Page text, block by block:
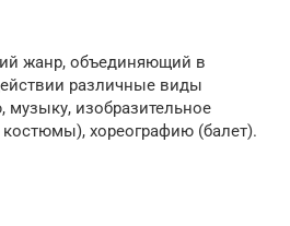
жанр, объединяющий в
различные виды
музыку, изобразительное
костюмы), хореографию (балет).